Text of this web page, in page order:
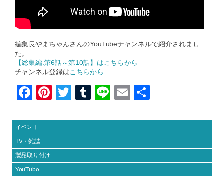
編集長やまちゃんさんのYouTubeチャンネルで紹介されまし
た。
【総集編:第6話～第10話】はこちらから
チャンネル登録はこちらから
F
c
e
b
o
Pi
er
e
T
tt
er
T
m
bl
Li
e
E
ail
イベント
TV・雑誌
製品取り付け
YouTube